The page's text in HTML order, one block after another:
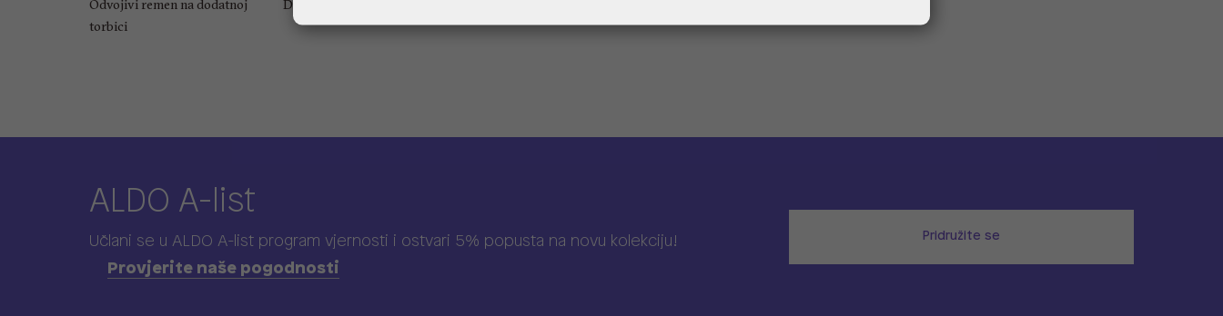
Odvojivi remen na dodatnoj
torbici
Dubina: 7 cm
ALDO A-list
Učlani se u ALDO A-list program vjernosti i ostvari 5% popusta na novu kolekciju!
Provjerite naše pogodnosti
Pridružite se